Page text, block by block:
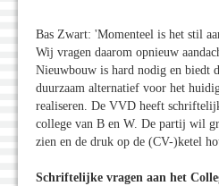
Bas Zwart: 'Momenteel is het stil
Wij vragen daarom opnieuw
Nieuwbouw is hard nodig en biedt
duurzaam alternatief voor het
realiseren. De VVD heeft
college van B en W. De partij wil
zien en de druk op de (CV-)ketel
Schriftelijke vragen aan het